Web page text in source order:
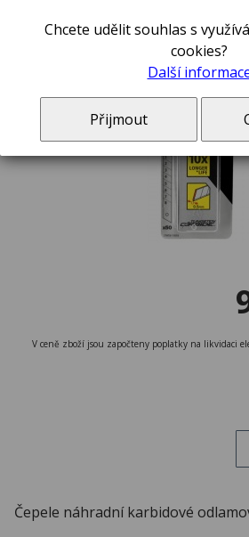
V ceně zboží jsou započteny poplatky na likvidaci
Čepele náhradní karbidové
Chcete udělit souhlas s
cookies?
Další
Přijmout